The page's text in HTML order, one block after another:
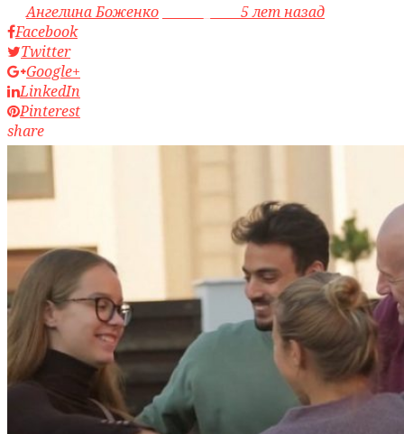
byАнгелина Боженко
5 лет назад
Facebook
Twitter
Google+
LinkedIn
Pinterest
share